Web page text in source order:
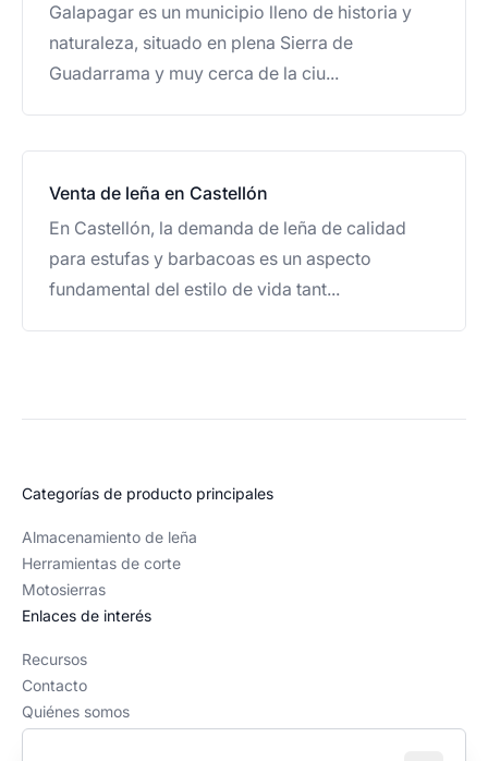
Galapagar es un municipio lleno de historia y
naturaleza, situado en plena Sierra de
Guadarrama y muy cerca de la ciu...
Venta de leña en Castellón
En Castellón, la demanda de leña de calidad
para estufas y barbacoas es un aspecto
fundamental del estilo de vida tant...
Categorías de producto principales
Almacenamiento de leña
Herramientas de corte
Motosierras
Enlaces de interés
Recursos
Contacto
Quiénes somos
Política editorial